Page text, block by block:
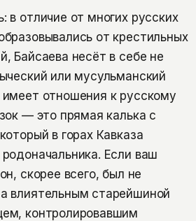
в отличие от многих русских
от крестильных
Байсаева несёт в себе не
или мусульманский
отношения к русскому
— это прямая калька с
в горах Кавказа
Если ваш
скорее всего, был не
влиятельным старейшиной
контролировавшим